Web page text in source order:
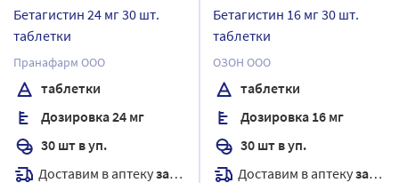
Бетагистин 24 мг 30 шт.
таблетки
Пранафарм ООО
таблетки
Дозировка 24 мг
30 шт в уп.
Доставим в аптекузавтра
Бетагистин 16 мг 30 шт.
таблетки
ОЗОН ООО
таблетки
Дозировка 16 мг
30 шт в уп.
Доставим в аптекузавтра